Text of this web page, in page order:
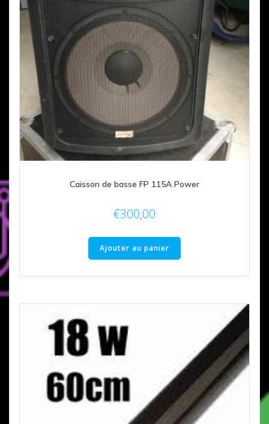
Caisson de basse FP 115A Power
€300,00
Ajouter au panier